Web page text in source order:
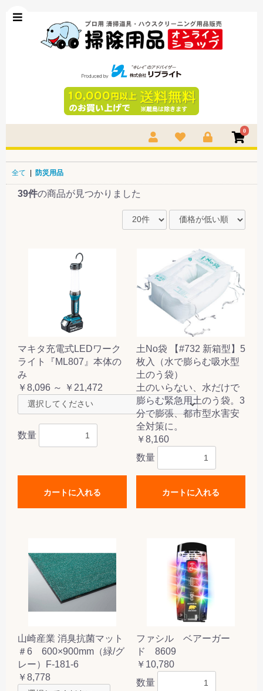
0
全て | 防災用品
39件の商品が見つかりました
マキタ充電式LEDワーク
ライト『ML807』本体の
み
￥8,096 ～ ￥21,472
数量
カートに入れる
土No袋 【#732 新箱型】5
枚入（水で膨らむ吸水型
土のう袋）
土のいらない、水だけで
膨らむ緊急用土のう袋。3
分で膨張、都市型水害安
全対策に。
￥8,160
数量
カートに入れる
山崎産業 消臭抗菌マット
＃6 600×900mm（緑/グ
レー）F-181-6
￥8,778
ファシル ベアーガー
ド 8609
￥10,780
数量